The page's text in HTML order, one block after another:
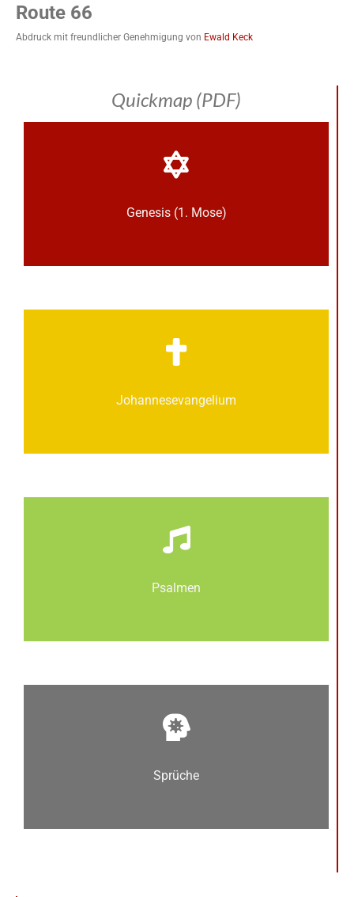
Route 66
Abdruck mit freundlicher Genehmigung von Ewald Keck
Quickmap (PDF)
Genesis (1. Mose)
Johannes­­evangelium
Psalmen
Sprüche